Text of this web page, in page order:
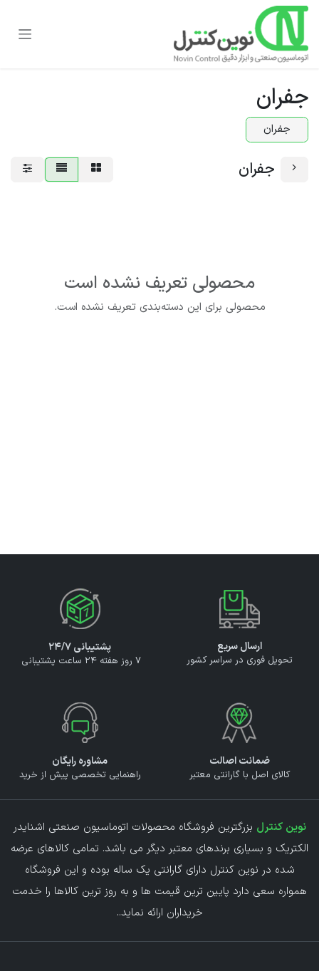
صرف نظر و مشاهده محتوا
جفران
جفران
جفران
محصولی تعریف نشده است
محصولی برای این دسته‌بندی تعریف نشده است.
ارسال سریع
تحویل فوری در سراسر کشور
پشتیبانی ۲۴/۷
7 روز هفته 24 ساعت پشتیبانی
ضمانت اصالت
کالای اصل با گارانتی معتبر
مشاوره رایگان
راهنمایی تخصصی پیش از خرید
نوین کنترل بزرگترین فروشگاه محصولات اتوماسیون صنعتی اشنایدر
الکتریک و بسیاری برندهای معتبر دیگر می باشد. تمامی کالاهای عرضه
شده در نوین کنترل دارای گارانتی یک ساله بوده و این فروشگاه
همواره سعی دارد پایین ترین قیمت ها و به روز ترین کالاها را خدمت
خریداران ارائه نماید..